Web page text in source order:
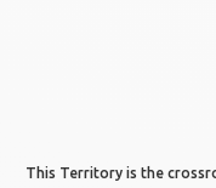
This Territory is the